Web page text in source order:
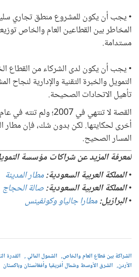
• يجب أن يكون للمشروع منطق تجاري
المخاطر بين القطاعين العام والخاص
مستدامة.
• يجب أن يكون لدى الشركاء من القطاع
التمويل والخبرة التقنية والإدارية لنجاح
تأهيل الاتحادات الصحيحة.
أخرى لحكايتها. لكن بدون شك، فإن مطار
المسار الصحيح.
لمعرفة المزيد عن شراكات مؤسسة
•المملكة العربية السعودية:مطار المدينة
•المملكة العربية السعودية:صالة الحجاج
•البرازيل:مطارا جالياو وكونفينس
الشراكة بين قطاع العام والخاص الشمول المالي القدرة
الأردن الشرق الأوسط وشمال أفريقيا وأفغانستان وباكستان